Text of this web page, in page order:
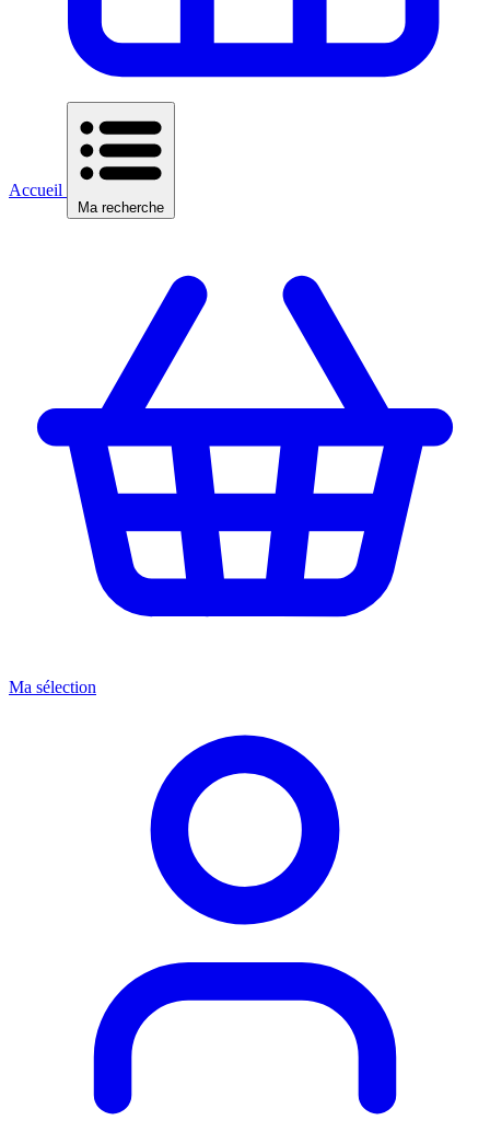
Accueil
Ma recherche
Ma sélection